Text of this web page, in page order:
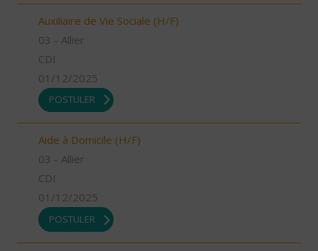
Auxiliaire de Vie Sociale (H/F)
03 - Allier
CDI
01/12/2025
POSTULER
Aide à Domicile (H/F)
03 - Allier
CDI
01/12/2025
POSTULER